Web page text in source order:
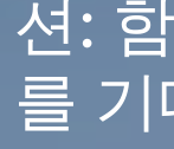
션:
를